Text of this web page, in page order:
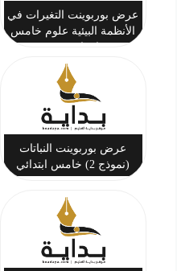
عرض بوربوينت التغيرات في
الأنظمة البيئية علوم خامس
عرض بوربوينت النباتات
(نموذج 2) خامس ابتدائي